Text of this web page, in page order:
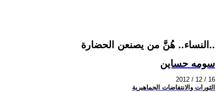
النساء.. هُنَّ من يصنعن الحضارة..
سومه حساين
2012 / 12 / 16
الثورات والانتفاضات الجماهيرية